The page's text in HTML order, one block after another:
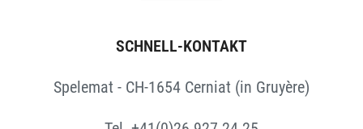
SCHNELL-KONTAKT
Spelemat - CH-1654 Cerniat (in Gruyère)